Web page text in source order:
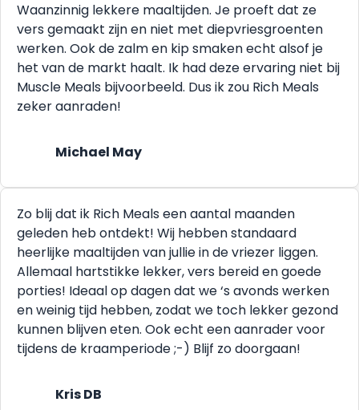
Waanzinnig lekkere maaltijden. Je proeft dat ze
vers gemaakt zijn en niet met diepvriesgroenten
werken. Ook de zalm en kip smaken echt alsof je
het van de markt haalt. Ik had deze ervaring niet bij
Muscle Meals bijvoorbeeld. Dus ik zou Rich Meals
zeker aanraden!
Michael May
Zo blij dat ik Rich Meals een aantal maanden
geleden heb ontdekt! Wij hebben standaard
heerlijke maaltijden van jullie in de vriezer liggen.
Allemaal hartstikke lekker, vers bereid en goede
porties! Ideaal op dagen dat we ‘s avonds werken
en weinig tijd hebben, zodat we toch lekker gezond
kunnen blijven eten. Ook echt een aanrader voor
tijdens de kraamperiode ;-) Blijf zo doorgaan!
Kris DB